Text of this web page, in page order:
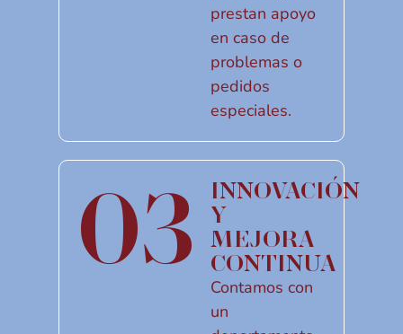
prestan apoyo
en caso de
problemas o
pedidos
especiales.
03
INNOVACIÓN
Y
MEJORA
CONTINUA
Contamos con
un